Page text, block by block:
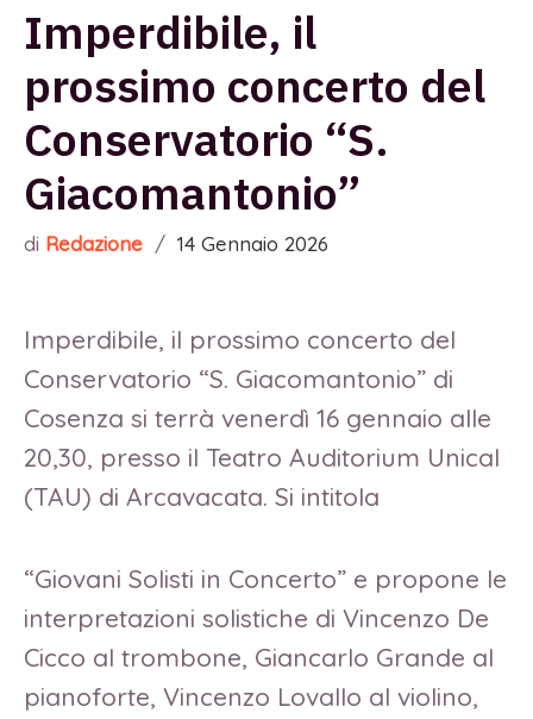
Imperdibile, il
prossimo concerto del
Conservatorio “S.
Giacomantonio”
di Redazione / 14 Gennaio 2026
Imperdibile, il prossimo concerto del
Conservatorio “S. Giacomantonio” di
Cosenza si terrà venerdì 16 gennaio alle
20,30, presso il Teatro Auditorium Unical
(TAU) di Arcavacata. Si intitola
“Giovani Solisti in Concerto” e propone le
interpretazioni solistiche di Vincenzo De
Cicco al trombone, Giancarlo Grande al
pianoforte, Vincenzo Lovallo al violino,